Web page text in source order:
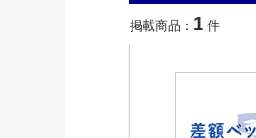
掲載商品： 1 件